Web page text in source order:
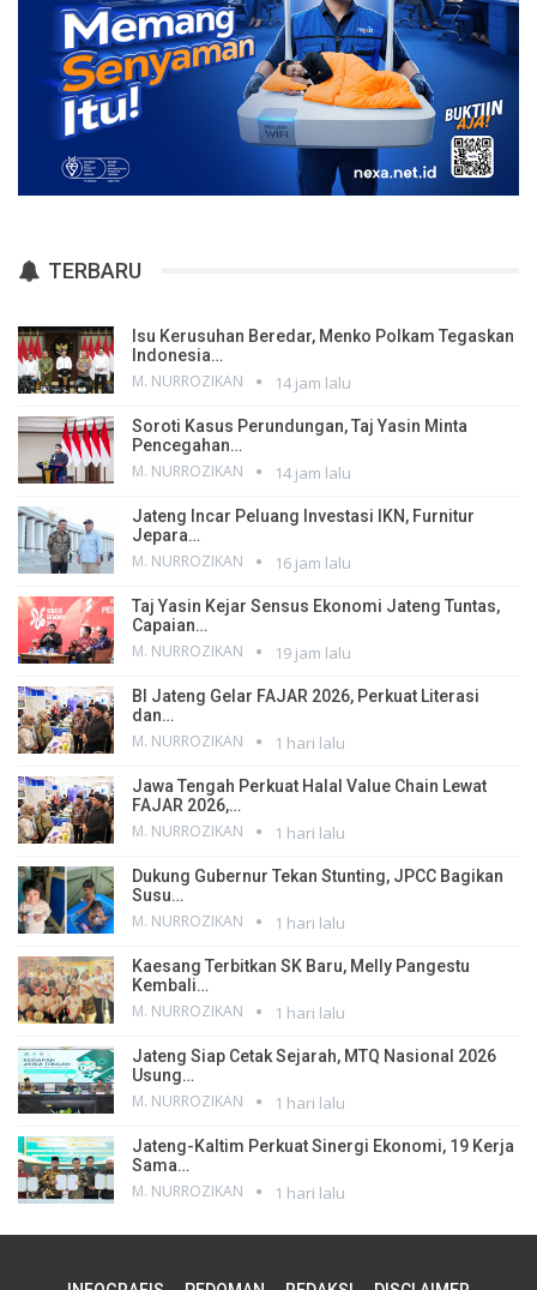
TERBARU
Isu Kerusuhan Beredar, Menko Polkam Tegaskan
Indonesia…
M. NURROZIKAN 14 jam lalu
Soroti Kasus Perundungan, Taj Yasin Minta
Pencegahan…
M. NURROZIKAN 14 jam lalu
Jateng Incar Peluang Investasi IKN, Furnitur
Jepara…
M. NURROZIKAN 16 jam lalu
Taj Yasin Kejar Sensus Ekonomi Jateng Tuntas,
Capaian…
M. NURROZIKAN 19 jam lalu
BI Jateng Gelar FAJAR 2026, Perkuat Literasi
dan…
M. NURROZIKAN 1 hari lalu
Jawa Tengah Perkuat Halal Value Chain Lewat
FAJAR 2026,…
M. NURROZIKAN 1 hari lalu
Dukung Gubernur Tekan Stunting, JPCC Bagikan
Susu…
M. NURROZIKAN 1 hari lalu
Kaesang Terbitkan SK Baru, Melly Pangestu
Kembali…
M. NURROZIKAN 1 hari lalu
Jateng Siap Cetak Sejarah, MTQ Nasional 2026
Usung…
M. NURROZIKAN 1 hari lalu
Jateng-Kaltim Perkuat Sinergi Ekonomi, 19 Kerja
Sama…
M. NURROZIKAN 1 hari lalu